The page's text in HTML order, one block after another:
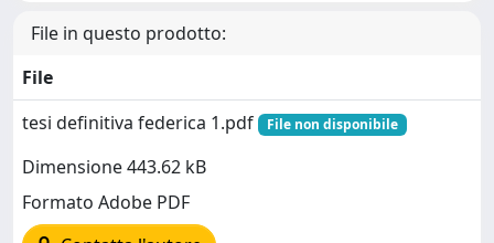
File in questo prodotto:
File
tesi definitiva federica 1.pdf
File non disponibile
Dimensione 443.62 kB
Formato Adobe PDF